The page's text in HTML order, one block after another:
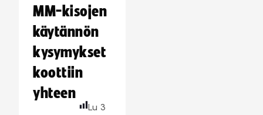
MM-kisojen
käytännön
kysymykset
koottiin
yhteen
Lu 3